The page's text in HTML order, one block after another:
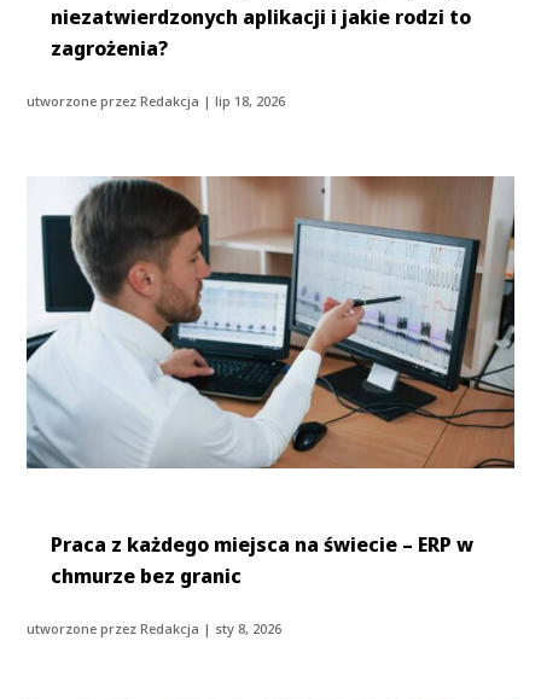
niezatwierdzonych aplikacji i jakie rodzi to
zagrożenia?
utworzone przezRedakcja |lip 18, 2026
Praca z każdego miejsca na świecie – ERP w
chmurze bez granic
utworzone przezRedakcja | sty 8, 2026